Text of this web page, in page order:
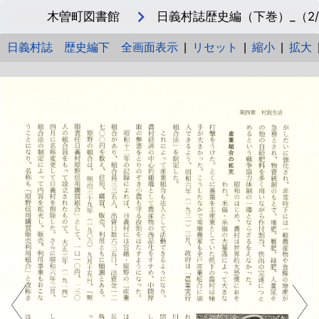
木曽町図書館 日義村誌歴史編（下巻）_（